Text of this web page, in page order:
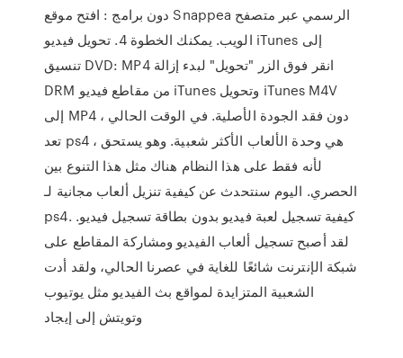
دون برامج : افتح موقع Snappea الرسمي عبر متصفح
الويب. يمكنك الخطوة 4. تحويل فيديو iTunes إلى
تنسيق DVD: MP4 انقر فوق الزر "تحويل" لبدء إزالة
DRM من مقاطع فيديو iTunes وتحويل iTunes M4V
إلى MP4 دون فقد الجودة الأصلية. في الوقت الحالي ،
تعد ps4 هي وحدة الألعاب الأكثر شعبية. وهو يستحق ،
لأنه فقط على هذا النظام هناك مثل هذا التنوع بين
الحصري. اليوم سنتحدث عن كيفية تنزيل ألعاب مجانية لـ
ps4. كيفية تسجيل لعبة فيديو بدون بطاقة تسجيل فيديو.
لقد أصبح تسجيل ألعاب الفيديو ومشاركة المقاطع على
شبكة الإنترنت شائعًا للغاية في عصرنا الحالي، ولقد أدت
الشعبية المتزايدة لمواقع بث الفيديو مثل يوتيوب
وتويتش إلى إيجاد